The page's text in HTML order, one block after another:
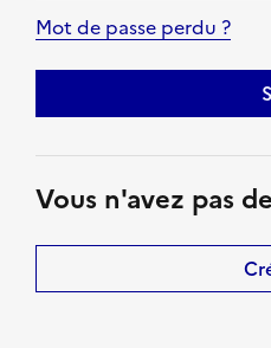
Mot de passe perdu ?
Vous n'avez pas